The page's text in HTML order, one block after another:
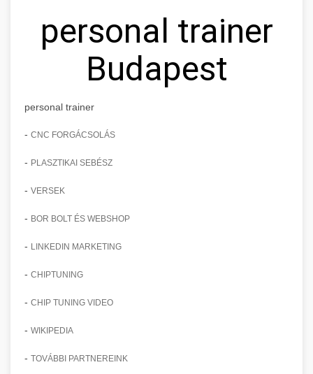
personal trainer
Budapest
personal trainer
- CNC FORGÁCSOLÁS
- PLASZTIKAI SEBÉSZ
- VERSEK
- BOR BOLT ÉS WEBSHOP
- LINKEDIN MARKETING
- CHIPTUNING
- CHIP TUNING VIDEO
- WIKIPEDIA
- TOVÁBBI PARTNEREINK